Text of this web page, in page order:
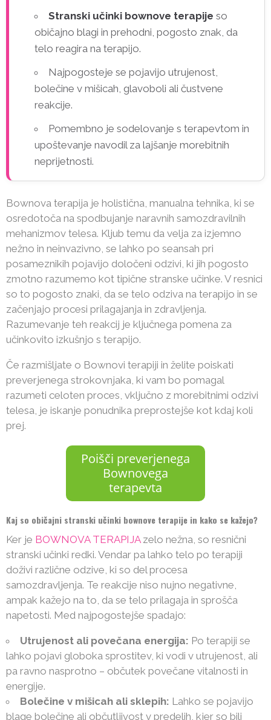
Stranski učinki bownove terapije so
običajno blagi in prehodni, pogosto znak, da
telo reagira na terapijo.
Najpogosteje se pojavijo utrujenost,
bolečine v mišicah, glavoboli ali čustvene
reakcije.
Pomembno je sodelovanje s terapevtom in
upoštevanje navodil za lajšanje morebitnih
neprijetnosti.
Bownova terapija je holistična, manualna tehnika, ki se
osredotoča na spodbujanje naravnih samozdravilnih
mehanizmov telesa. Kljub temu da velja za izjemno
nežno in neinvazivno, se lahko po seansah pri
posameznikih pojavijo določeni odzivi, ki jih pogosto
zmotno razumemo kot tipične stranske učinke. V resnici
so to pogosto znaki, da se telo odziva na terapijo in se
začenjajo procesi prilagajanja in zdravljenja.
Razumevanje teh reakcij je ključnega pomena za
učinkovito izkušnjo s terapijo.
Če razmišljate o Bownovi terapiji in želite poiskati
preverjenega strokovnjaka, ki vam bo pomagal
razumeti celoten proces, vključno z morebitnimi odzivi
telesa, je iskanje ponudnika preprostejše kot kdaj koli
prej.
Poišči preverjenega
Bownovega
terapevta
Kaj so običajni stranski učinki bownove terapije in kako se kažejo?
Ker je BOWNOVA TERAPIJAzelo nežna, so resnični
stranski učinki redki. Vendar pa lahko telo po terapiji
doživi različne odzive, ki so del procesa
samozdravljenja. Te reakcije niso nujno negativne,
ampak kažejo na to, da se telo prilagaja in sprošča
napetosti. Med najpogostejše spadajo:
Utrujenost ali povečana energija: Po terapiji se
lahko pojavi globoka sprostitev, ki vodi v utrujenost, ali
pa ravno nasprotno – občutek povečane vitalnosti in
energije.
Bolečine v mišicah ali sklepih: Lahko se pojavijo
blage bolečine ali občutljivost v predelih, kjer so bili